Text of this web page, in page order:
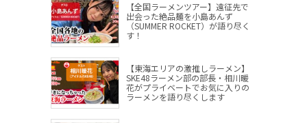
【全国ラーメンツアー】遠征先で
出会った絶品麺を小島あんず
（SUMMER ROCKET）が語り尽く
す！
【東海エリアの激推しラーメン】
SKE48ラーメン部の部長・相川暖
花がプライベートでお気に入りの
ラーメンを語り尽くします